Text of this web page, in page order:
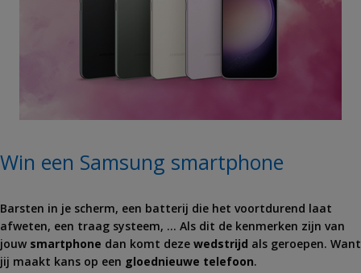
Win een Samsung smartphone
Barsten in je scherm, een batterij die het voortdurend laat
afweten, een traag systeem, … Als dit de kenmerken zijn van
jouw smartphone dan komt deze wedstrijd als geroepen. Want
jij maakt kans op een gloednieuwe telefoon.